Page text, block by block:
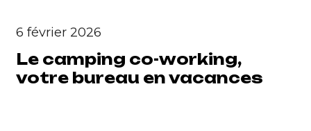
6 février 2026
Le camping co-working,
votre bureau en vacances